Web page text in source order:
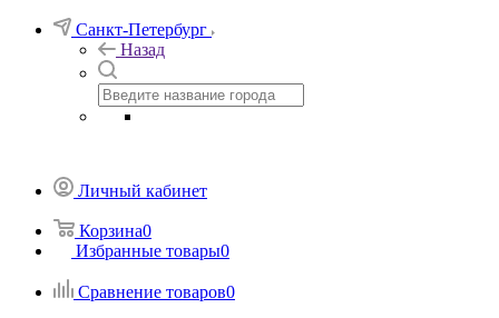
Санкт-Петербург
Назад
Личный кабинет
Корзина0
Избранные товары0
Сравнение товаров0